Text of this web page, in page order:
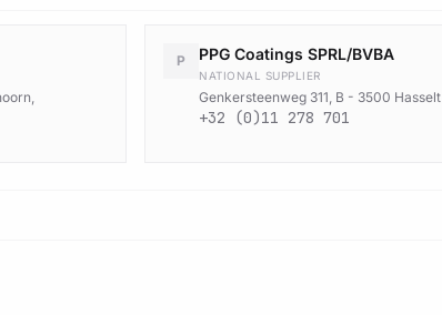
P PPG Coatings SPRL/BVBA
NATIONAL SUPPLIER
Genkersteenweg 311, B - 3500 Hasselt
+32 (0)11 278 701